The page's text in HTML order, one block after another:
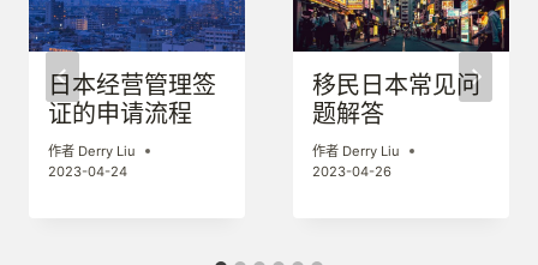
日本经营管理签
证的申请流程
作者 Derry Liu
2023-04-24
移民日本常见问
题解答
作者 Derry Liu
2023-04-26